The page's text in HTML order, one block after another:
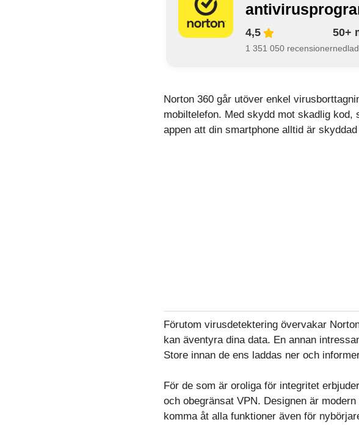
4,5
1 351 050 recensioner
50+
Norton 360 går utöver enkel
mobiltelefon. Med skydd mot skadlig
appen att din smartphone alltid är
Förutom virusdetektering övervakar
kan äventyra dina data. En annan
Store innan de ens laddas ner och
För de som är oroliga för integritet
och obegränsat VPN. Designen är
komma åt alla funktioner även för